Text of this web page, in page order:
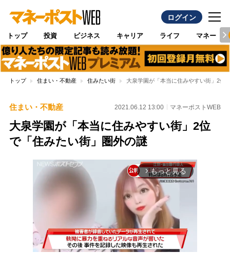
ログイン
トップ 投資 ビジネス キャリア ライフ マネー
トップ 住まい・不動産 住みたい街 大泉学園が「本当に住みやすい街」2位
住まい・不動産 2021.06.12 13:00 マネーポストWEB
大泉学園が「本当に住みやすい街」2位
で「住みたい街」圏外の謎
arrow_forward_ios もっと見る